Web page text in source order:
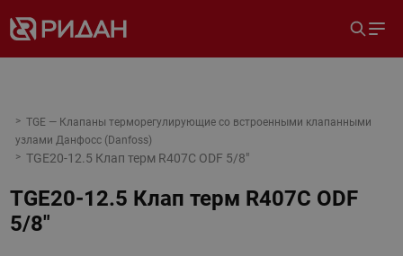
TGE — Клапаны терморегулирующие со встроенными клапанными
узлами Данфосс (Danfoss)
TGE20-12.5 Клап терм R407С ODF 5/8"
TGE20-12.5 Клап терм R407С ODF
5/8"